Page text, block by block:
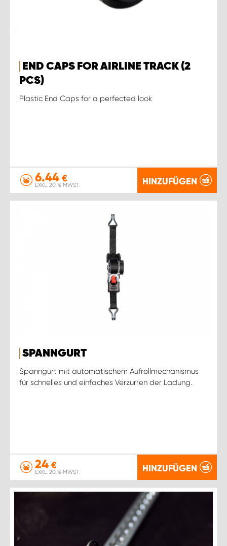
END CAPS FOR AIRLINE TRACK (2
PCS)
Plastic End Caps for a perfected look
6.44 €
EXKL. 20 % MWST. HINZUFÜGEN
SPANNGURT
Spanngurt mit automatischem Aufrollmechanismus
für schnelles und einfaches Verzurren der Ladung.
24 €
EXKL. 20 % MWST. HINZUFÜGEN